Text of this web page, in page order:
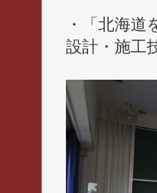
・「北海
設計・施工